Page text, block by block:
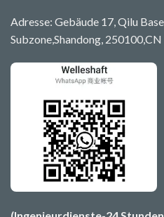
Adresse: Gebäude 17, Qilu
Subzone,Shandong, 250100,CN